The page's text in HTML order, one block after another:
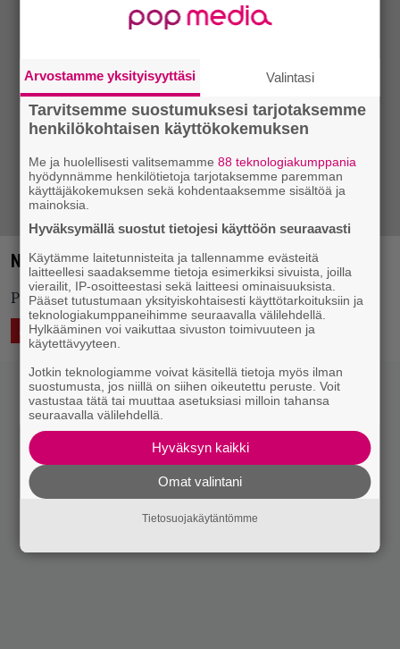
Nuoret ja raikkaat: Somehow Jo!
Polkkariffejä ja psykedeelistä black metal -parodiaa.
ÄÄNTÄ KUVAA 12.10.2016 19:16 Eero Tarmo
Arvostamme yksityisyyttäsi Valintasi
Tarvitsemme suostumuksesi tarjotaksemme
henkilökohtaisen käyttökokemuksen
Me ja huolellisesti valitsemamme88 teknologiakumppania
hyödynnämme henkilötietoja tarjotaksemme paremman
käyttäjäkokemuksen sekä kohdentaaksemme sisältöä ja
mainoksia.
Hyväksymällä suostut tietojesi käyttöön seuraavasti
Käytämme laitetunnisteita ja tallennamme evästeitä
laitteellesi saadaksemme tietoja esimerkiksi sivuista, joilla
vierailit, IP-osoitteestasi sekä laitteesi ominaisuuksista.
Pääset tutustumaan yksityiskohtaisesti käyttötarkoituksiin ja
teknologiakumppaneihimme seuraavalla välilehdellä.
Hylkääminen voi vaikuttaa sivuston toimivuuteen ja
käytettävyyteen.
Jotkin teknologiamme voivat käsitellä tietoja myös ilman
suostumusta, jos niillä on siihen oikeutettu peruste. Voit
vastustaa tätä tai muuttaa asetuksiasi milloin tahansa
seuraavalla välilehdellä.
Hyväksyn kaikki
Omat valintani
Tietosuojakäytäntömme